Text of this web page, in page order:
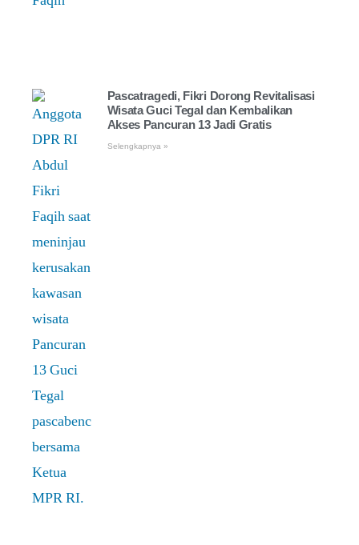
Pascatragedi, Fikri Dorong Revitalisasi
Wisata Guci Tegal dan Kembalikan
Akses Pancuran 13 Jadi Gratis
Selengkapnya »